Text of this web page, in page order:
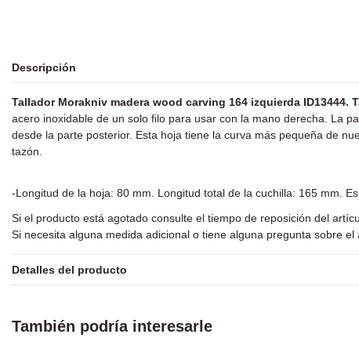
Descripción
Tallador Morakniv madera wood carving 164 izquierda ID13444.
acero inoxidable de un solo filo para usar con la mano derecha. La
desde la parte posterior. Esta hoja tiene la curva más pequeña de
tazón.
-Longitud de la hoja: 80 mm. Longitud total de la cuchilla: 165 mm.
Si el producto está agotado consulte el tiempo de reposición del
Si necesita alguna medida adicional o tiene alguna pregunta sobre
Detalles del producto
También podría interesarle